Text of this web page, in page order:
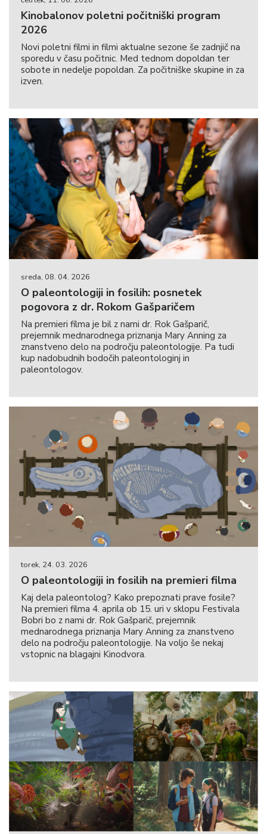
Kinobalonov poletni počitniški program
2026
Novi poletni filmi in filmi aktualne sezone še zadnjič na
sporedu v času počitnic. Med tednom dopoldan ter
sobote in nedelje popoldan. Za počitniške skupine in za
izven.
sreda, 08. 04. 2026
O paleontologiji in fosilih: posnetek
pogovora z dr. Rokom Gašparičem
Na premieri filma je bil z nami dr. Rok Gašparič,
prejemnik mednarodnega priznanja Mary Anning za
znanstveno delo na področju paleontologije. Pa tudi
kup nadobudnih bodočih paleontologinj in
paleontologov.
torek, 24. 03. 2026
O paleontologiji in fosilih na premieri filma
Kaj dela paleontolog? Kako prepoznati prave fosile?
Na premieri filma 4. aprila ob 15. uri v sklopu Festivala
Bobri bo z nami dr. Rok Gašparič, prejemnik
mednarodnega priznanja Mary Anning za znanstveno
delo na področju paleontologije. Na voljo še nekaj
vstopnic na blagajni Kinodvora.